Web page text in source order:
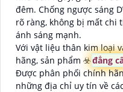
đêm. Chống ngược sáng
rõ ràng, không bị mất chi
ánh sáng mạnh.
Với vật liệu thân kim loại
hãng, sản phẩm ☣️đẳng
Được phân phối chính
những địa chỉ uy tín về